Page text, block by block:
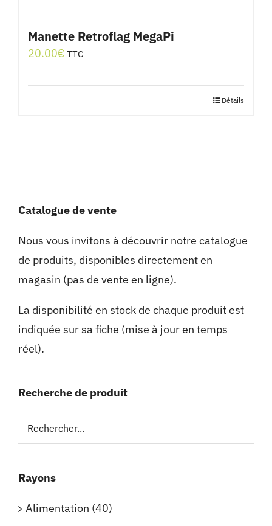
Manette Retroflag MegaPi
20.00€ TTC
Détails
Catalogue de vente
Nous vous invitons à découvrir notre catalogue
de produits, disponibles directement en
magasin (pas de vente en ligne).
La disponibilité en stock de chaque produit est
indiquée sur sa fiche (mise à jour en temps
réel).
Recherche de produit
Rayons
Alimentation (40)